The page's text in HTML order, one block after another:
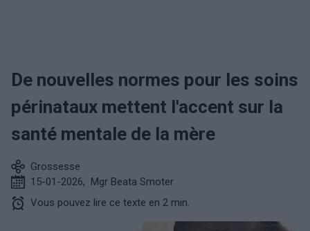
De nouvelles normes pour les soins
périnataux mettent l'accent sur la
santé mentale de la mère
Grossesse
15-01-2026, Mgr Beata Smoter
Vous pouvez lire ce texte en 2 min.